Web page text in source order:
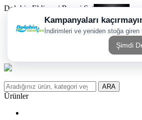
Dolphin Eldiven | Resmi Satış Sitesi
Kargom Nerede?
ARA
Ürünler